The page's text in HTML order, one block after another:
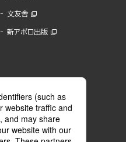
文友舎
新アポロ出版